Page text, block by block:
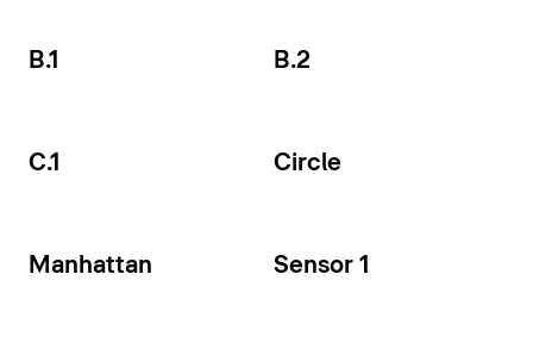
B.1 B.2
C.1 Circle
Manhattan Sensor 1